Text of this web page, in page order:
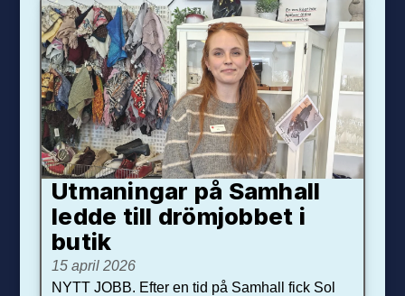
Utmaningar på Sam­hall
ledde till dröm­jobbet i
butik
15 april 2026
NYTT JOBB. Efter en tid på Samhall fick Sol